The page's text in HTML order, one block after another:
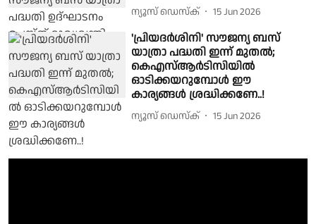
ന്യൂസ് ഡെസ്ക് 15 Jun 2026
'പ്രിയദർശിനി' സൗജന്യ ബസ്
യാത്രാ പദ്ധതി ഇന്ന് മുതൽ;
കെഎസ്ആർടിസിയിൽ
ഓടിക്കയറുമ്പോള്‍ ഈ
കാര്യങ്ങള്‍ ശ്രദ്ധിക്കണേ..!
ന്യൂസ് ഡെസ്ക് 15 Jun 2026